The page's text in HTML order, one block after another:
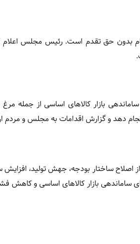
بدون حق تقدم است. رئیس مجلس اعلام
بازار کالاهای اساسی از جمله مرغ
دهد و گزارش اقدامات به مجلس و مردم
اصلاح ساختار بودجه، جهش تولید، افزایش
بازار کالاهای اساسی و کاهش